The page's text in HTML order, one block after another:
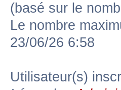
(basé sur le
Le nombre
23/06/26 6:58
Utilisateur(s)